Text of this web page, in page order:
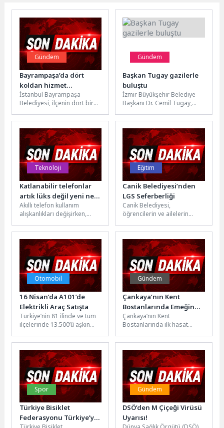
Gündem
Bayrampaşa’da dört
koldan hizmet
seferberliği
İstanbul Bayrampaşa
Belediyesi, ilçenin dört bir
artırmaya yönelik
çalışmalarını aralıksız
sürdürüyor. Parkların...
Gündem
Başkan Tugay gazilerle
buluştu
İzmir Büyükşehir Belediye
Başkanı Dr. Cemil Tugay,
İzmir Şubesi tarafından
düzenlenen pilav...
Teknoloji
Katlanabilir telefonlar
artık lüks değil yeni nesil
üretkenlik aracı
Akıllı telefon kullanım
alışkanlıkları değişirken,
beklentiler de artıyor.
Tüketiciler yalnızca iletişim
ve eğlence...
Eğitim
Canik Belediyesi’nden
LGS Seferberliği
Canik Belediyesi,
öğrencilerin ve ailelerin
LGS mesaisinde, sınav
merkezlerinde oluşturduğu
bekleme alanlarında...
Otomobil
16 Nisan’da A101’de
Elektrikli Araç Satışta
Türkiye’nin 81 ilinde ve tüm
ilçelerinde 13.500’ü aşkın
1.200’den fazla tedarikçisiyle
perakende...
Gündem
Çankaya’nın Kent
Bostanlarında Emeğin
Hasadı Başladı
Çankaya’nın Kent
Bostanlarında ilk hasat
ve ATA Kent Bostanlarında
üretime geçen kursiyerler,...
Spor
Türkiye Bisiklet
Federasyonu Türkiye’yi
Gündem
DSÖ’den M Çiçeği Virüsü
Uyarısı!